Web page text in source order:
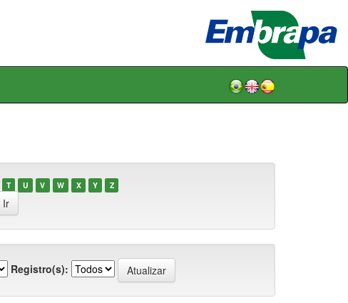
T U V W X Y Z
Registro(s):